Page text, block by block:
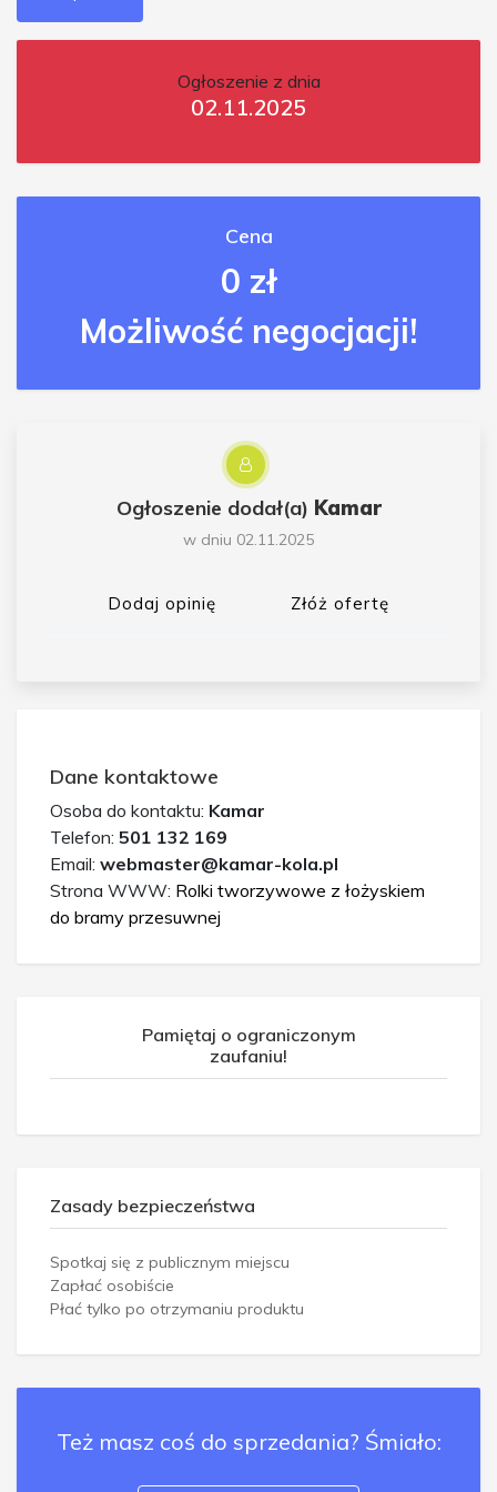
Ogłoszenie z dnia
02.11.2025
Cena
0 zł
Możliwość negocjacji!
Ogłoszenie dodał(a) Kamar
w dniu 02.11.2025
Dodaj opinię Złóż ofertę
Dane kontaktowe
Osoba do kontaktu: Kamar
Telefon: 501 132 169
Email: webmaster@kamar-kola.pl
Strona WWW: Rolki tworzywowe z łożyskiem
do bramy przesuwnej
Pamiętaj o ograniczonym
zaufaniu!
Zasady bezpieczeństwa
Spotkaj się z publicznym miejscu
Zapłać osobiście
Płać tylko po otrzymaniu produktu
Też masz coś do sprzedania? Śmiało: